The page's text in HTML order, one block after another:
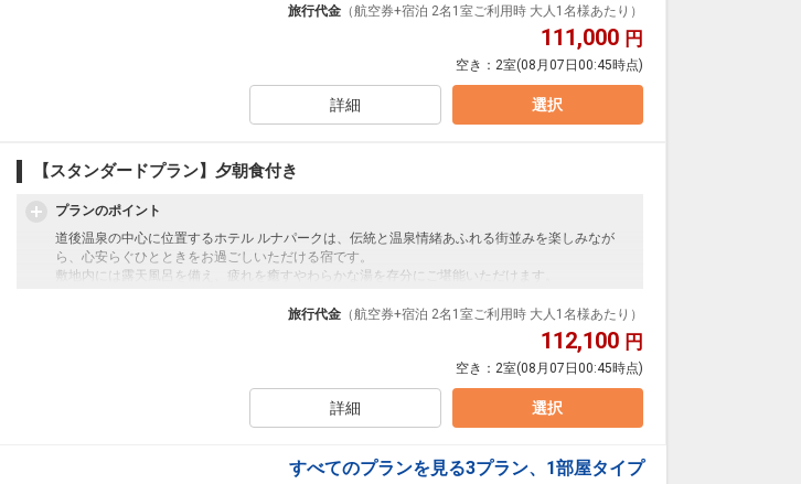
和の趣と現代的な快適さを兼ね備えた客室で、どうぞごゆっくりとおくつろぎください。
施設使用料として1人1泊1,100円のお支払いが必要となります。（現地払い）
旅行代金 （航空券+宿泊 2名1室ご利用時 大人1名様あたり）
111,000 円
空き： 2室(08月07日00:45時点)
詳細 選択
【スタンダードプラン】夕朝食付き
プランのポイント
道後温泉の中心に位置するホテル ルナパークは、伝統と温泉情緒あふれる街並みを楽しみなが
ら、心安らぐひとときをお過ごしいただける宿です。
敷地内には露天風呂を備え、疲れを癒すやわらかな湯を存分にご堪能いただけます。
和の趣と現代的な快適さを兼ね備えた客室で、どうぞごゆっくりとおくつろぎください。
施設使用料として1人1泊1,100円のお支払いが必要となります。（現地払い）
旅行代金 （航空券+宿泊 2名1室ご利用時 大人1名様あたり）
112,100 円
空き： 2室(08月07日00:45時点)
詳細 選択
すべてのプランを見る3プラン、1部屋タイプ